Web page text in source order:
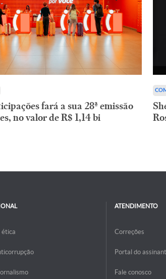
fará a sua 28ª emissão
no valor de R$ 1,14 bi
ética
ATENDIMENTO
Correções
Portal do
Fale conosco